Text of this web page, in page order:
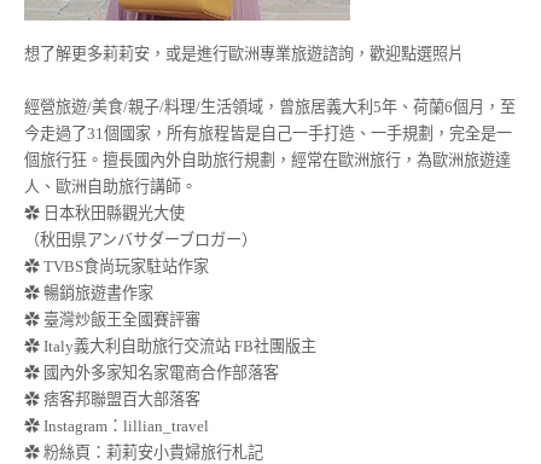
想了解更多莉莉安，或是進行歐洲專業旅遊諮詢，歡迎點選照片
經營旅遊/美食/親子/料理/生活領域，曾旅居義大利5年、荷蘭6個月，至
今走過了31個國家，所有旅程皆是自己一手打造、一手規劃，完全是一
個旅行狂。擅長國內外自助旅行規劃，經常在歐洲旅行，為歐洲旅遊達
人、歐洲自助旅行講師。
✿ 日本秋田縣觀光大使
（秋田県アンバサダーブロガー）
✿ TVBS食尚玩家駐站作家
✿ 暢銷旅遊書作家
✿ 臺灣炒飯王全國賽評審
✿ Italy義大利自助旅行交流站 FB社團版主
✿ 國內外多家知名家電商合作部落客
✿ 痞客邦聯盟百大部落客
✿ Instagram：lillian_travel
✿ 粉絲頁：莉莉安小貴婦旅行札記